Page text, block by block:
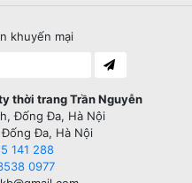
khuyến mại
thời trang Trần Nguyễn
Đống Đa, Hà Nội
Đa, Hà Nội
141 288
0977